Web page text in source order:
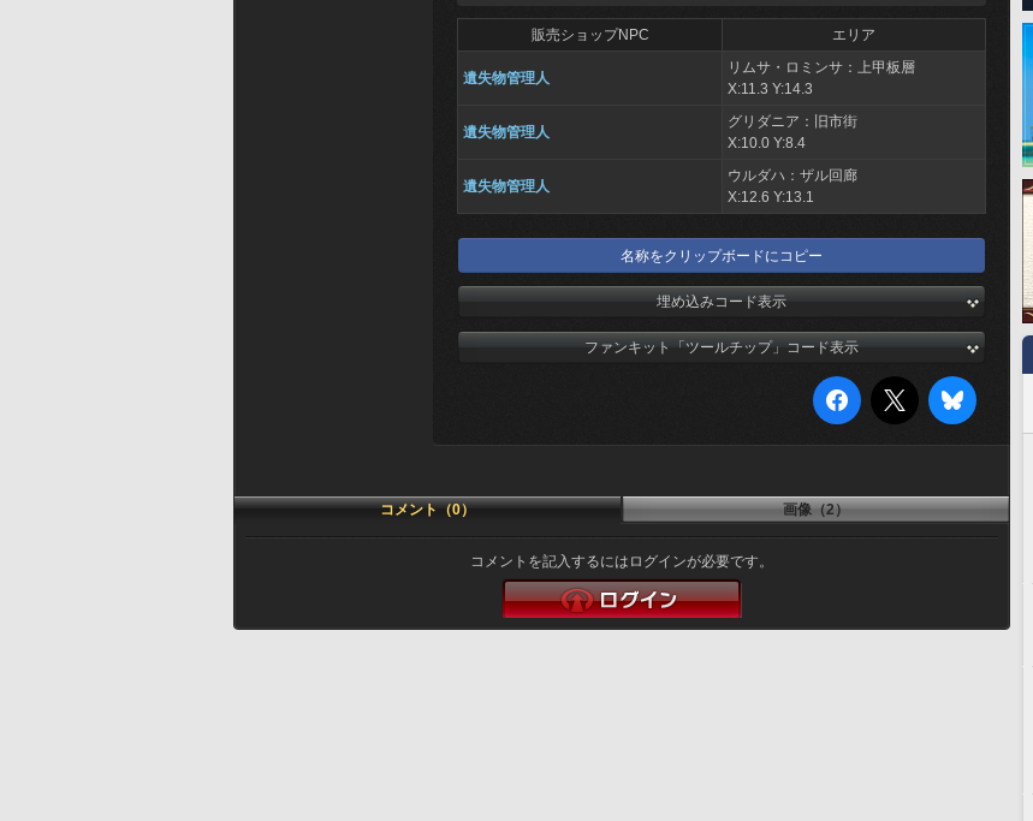
販売ショップNPC エリア
遺失物管理人
リムサ・ロミンサ：上甲板層
X:11.3 Y:14.3
遺失物管理人
グリダニア：旧市街
X:10.0 Y:8.4
遺失物管理人
ウルダハ：ザル回廊
X:12.6 Y:13.1
名称をクリップボードにコピー
埋め込みコード表示
ファンキット「ツールチップ」コード表示
コメント（0） 画像（2）
コメントを記入するにはログインが必要です。